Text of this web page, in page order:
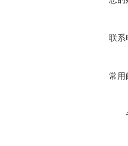
联系
常用